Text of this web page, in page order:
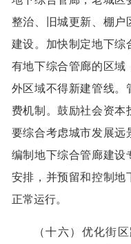
整治、旧城更新、棚户
建设。加快制定地下综
有地下综合管廊的区域
外区域不得新建管线。
费机制。鼓励社会资本
要综合考虑城市发展远
编制地下综合管廊建设
安排，并预留和控制地
正常运行。
（十六）优化街